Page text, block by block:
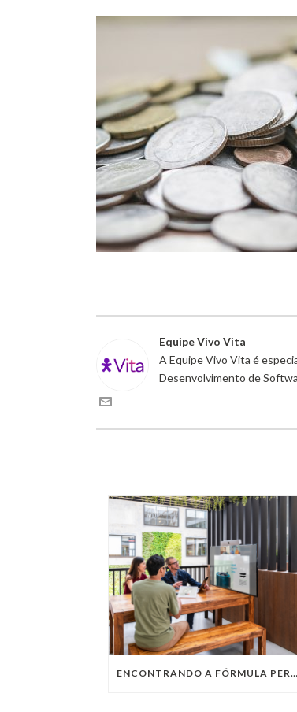
Equipe Vivo Vita
A Equipe Vivo Vita é
Desenvolvimento de
ENCONTRANDO A FÓRMULA PERFEITA: TRABALHO PRESENCIAL, HOME OFFICE OU TRABALHO HÍBRIDO?